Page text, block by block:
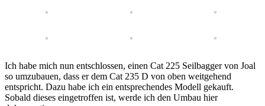
Ich habe mich nun entschlossen, einen Cat 225 Seilbagger von Joal
so umzubauen, dass er dem Cat 235 D von oben weitgehend
entspricht. Dazu habe ich ein entsprechendes Modell gekauft.
Sobald dieses eingetroffen ist, werde ich den Umbau hier